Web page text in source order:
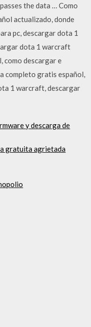
the data … Como
actualizado, donde
pc, descargar dota 1
dota 1 warcraft
como descargar e
completo gratis español,
1 warcraft, descargar
y descarga de
gratuita agrietada